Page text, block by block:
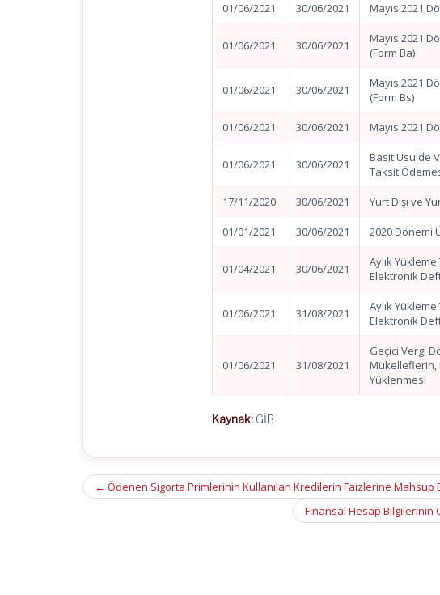
01/06/2021 30/06/2021 Mayıs 2021
01/06/2021 30/06/2021
Mayıs 2021
(Form Ba)
01/06/2021 30/06/2021
Mayıs 2021
(Form Bs)
01/06/2021 30/06/2021 Mayıs 2021
01/06/2021 30/06/2021
Basit Usulde
Taksit
17/11/2020 30/06/2021 Yurt Dışı ve
01/01/2021 30/06/2021 2020 Dönemi
01/04/2021 30/06/2021
Aylık
Elektronik
01/06/2021 31/08/2021
Aylık
Elektronik
01/06/2021 31/08/2021
Geçici Vergi
Mükelleflerin,
Yüklenmesi
Kaynak: GİB
Post
← Ödenen Sigorta Primlerinin Kullanılan Kredilerin Faizlerine Mahsup
Finansal Hesap Bilgilerinin